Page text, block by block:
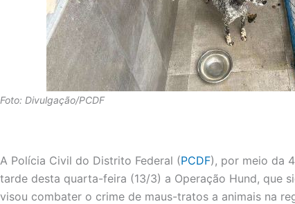
Foto: Divulgação/PCDF
A Polícia Civil do Distrito Federal (PCDF), por meio da
tarde desta quarta-feira (13/3) a Operação Hund, que
visou combater o crime de maus-tratos a animais na